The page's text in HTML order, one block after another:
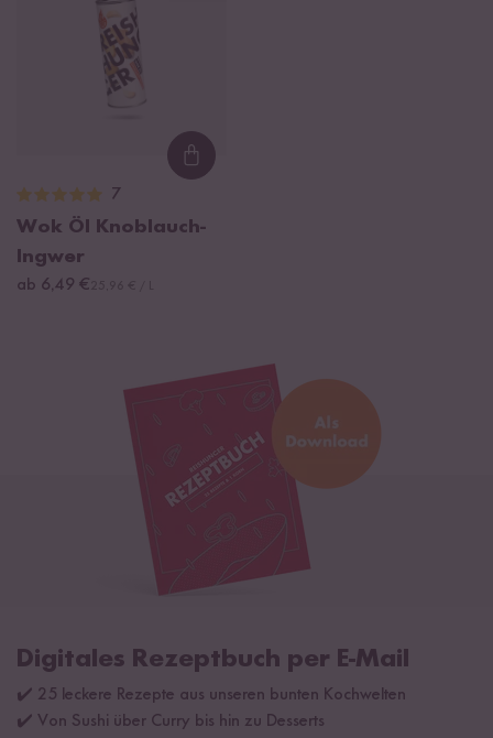
Loading...
7
Wok Öl Knoblauch-
Ingwer
ab 6,49 €
Digitales Rezeptbuch per E-Mail
✔️ 25 leckere Rezepte aus unseren bunten Kochwelten
✔️ Von Sushi über Curry bis hin zu Desserts